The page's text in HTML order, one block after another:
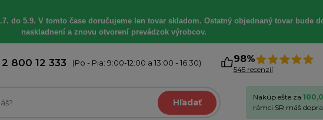
do 5.9. V tomto čase doručujeme len tovar skladom. Ostatný objednaný tovar bude
naskladnení a znovu otvorení prevádzok výrobcov.
2 800 12 333 (Po - Pia: 9:00-12:00 a 13:00 - 16:30) 98%
545 recenzií
Hľadať
Nakúp ešte za
rámci SR máš